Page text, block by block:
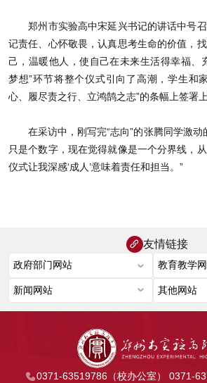
郑州市实验高中宋延兴书记的讲话中号召
记责任、心怀敬畏，认真思考生命的价值，
己，温暖他人，使自己在未来生活得幸福、
梦想”环节将整个仪式引向了高潮，学生和
心、履尽责之行、立鸿鹄之志”的条幅上签署
在采访中，刚写完“志向”的张腾同学激动
只是个数字，现在觉得就像是一个分界线，
仪式让我深感‘成人’意味着责任和担当。”
友情链接
0371-63519786（校办公室） 0371-